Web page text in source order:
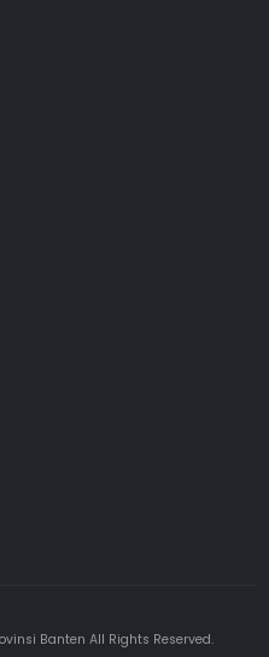
Banten All Rights Reserved.